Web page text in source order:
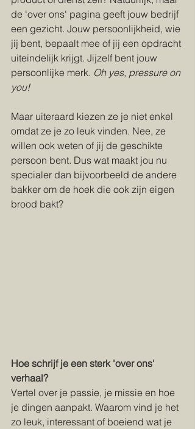
de 'over ons' pagina geeft jouw bedrijf
een gezicht. Jouw persoonlijkheid, wie
jij bent, bepaalt mee of jij een opdracht
uiteindelijk krijgt. Jijzelf bent jouw
persoonlijke merk. Oh yes, pressure on
you!
Maar uiteraard kiezen ze je niet enkel
omdat ze je zo leuk vinden. Nee, ze
willen ook weten of jij de geschikte
persoon bent. Dus wat maakt jou nu
specialer dan bijvoorbeeld de andere
bakker om de hoek die ook zijn eigen
brood bakt?
Hoe schrijf je een sterk 'over ons'
verhaal?
Vertel over je passie, je missie en hoe
je dingen aanpakt. Waarom vind je het
zo leuk, interessant of boeiend wat je